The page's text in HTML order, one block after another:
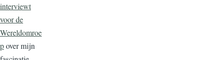
interviewt
voor de
Wereldomroe
pover mijn